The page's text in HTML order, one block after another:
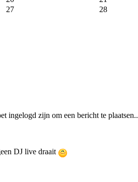
27 28
ingelogd zijn om een bericht te plaatsen..
DJ live draait